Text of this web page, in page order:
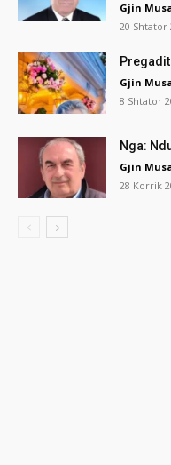
Gjin
20 Shtator
Gjin
8 Shtator
Nga:
Gjin
28 Korrik